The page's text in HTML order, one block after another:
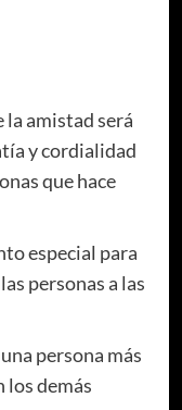
la amistad será
y cordialidad
que hace
especial para
personas a las
persona más
los demás